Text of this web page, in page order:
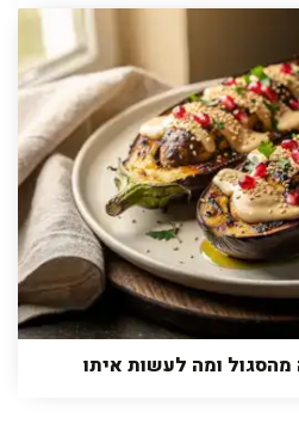
ומה לעשות איתו